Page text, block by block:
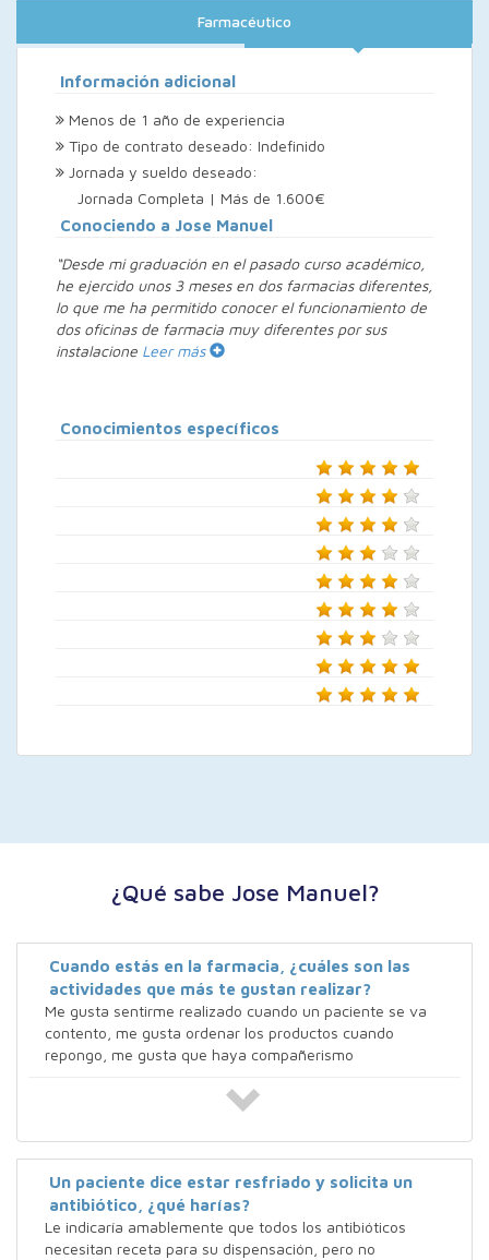
Farmacéutico
Información adicional
Menos de 1 año de experiencia
Tipo de contrato deseado: Indefinido
Jornada y sueldo deseado:
Jornada Completa | Más de 1.600€
Conociendo a Jose Manuel
“Desde mi graduación en el pasado curso académico,
he ejercido unos 3 meses en dos farmacias diferentes,
lo que me ha permitido conocer el funcionamiento de
dos oficinas de farmacia muy diferentes por sus
instalacione Leer más
Conocimientos específicos
¿Qué sabe Jose Manuel?
Cuando estás en la farmacia, ¿cuáles son las
actividades que más te gustan realizar?
Me gusta sentirme realizado cuando un paciente se va
contento, me gusta ordenar los productos cuando
repongo, me gusta que haya compañerismo
Un paciente dice estar resfriado y solicita un
antibiótico, ¿qué harías?
Le indicaría amablemente que todos los antibióticos
necesitan receta para su dispensación, pero no